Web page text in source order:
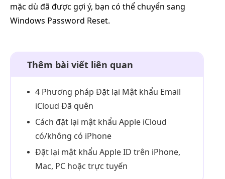
mặc dù đã được gợi ý, bạn có thể chuyển sang
Windows Password Reset.
Thêm bài viết liên quan
4 Phương pháp Đặt lại Mật khẩu Email
iCloud Đã quên
Cách đặt lại mật khẩu Apple iCloud
có/không có iPhone
Đặt lại mật khẩu Apple ID trên iPhone,
Mac, PC hoặc trực tuyến